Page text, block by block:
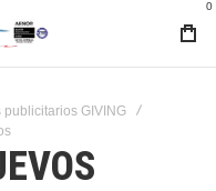
0
publicitarios GIVING